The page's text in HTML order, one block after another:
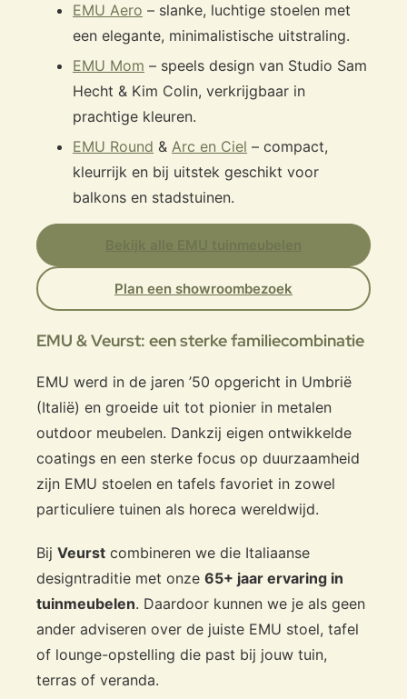
EMU Aero – slanke, luchtige stoelen met
een elegante, minimalistische uitstraling.
EMU Mom – speels design van Studio Sam
Hecht & Kim Colin, verkrijgbaar in
prachtige kleuren.
EMU Round & Arc en Ciel – compact,
kleurrijk en bij uitstek geschikt voor
balkons en stadstuinen.
Plan een showroombezoek
EMU & Veurst: een sterke familiecombinatie
EMU werd in de jaren ’50 opgericht in Umbrië
(Italië) en groeide uit tot pionier in metalen
outdoor meubelen. Dankzij eigen ontwikkelde
coatings en een sterke focus op duurzaamheid
zijn EMU stoelen en tafels favoriet in zowel
particuliere tuinen als horeca wereldwijd.
Bij Veurst combineren we die Italiaanse
designtraditie met onze 65+ jaar ervaring in
tuinmeubelen. Daardoor kunnen we je als geen
ander adviseren over de juiste EMU stoel, tafel
of lounge-opstelling die past bij jouw tuin,
terras of veranda.